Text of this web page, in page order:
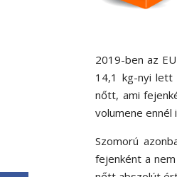
2019-ben az
14,1 kg-nyi lett
nőtt, ami
volumene ennél
Szomorú
fejenként a